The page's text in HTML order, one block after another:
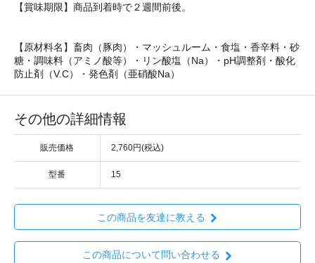
【賞味期限】商品到着時で２週間前後。
【原材料名】畜肉（豚肉）・マッシュルーム・食塩・香辛料・砂
糖・調味料（アミノ酸等）・リン酸塩（Na）・pH調整剤・酸化
防止剤（V.C）・発色剤（亜硝酸Na）
その他の詳細情報
販売価格 2,760円(税込)
型番 15
この商品を友達に教える
この商品について問い合わせる